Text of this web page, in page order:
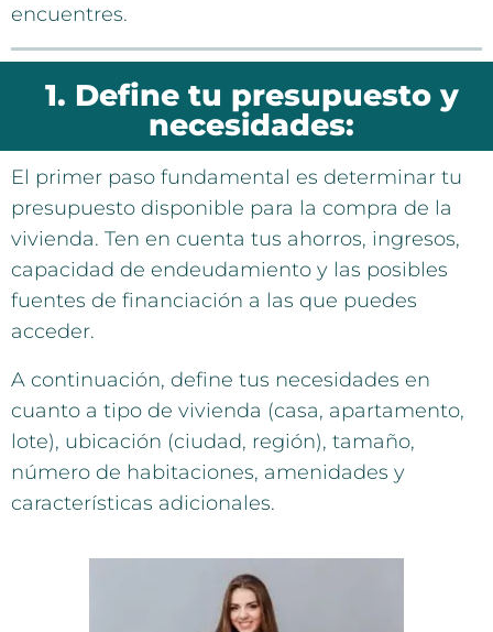
encuentres.
1. Define tu presupuesto y
necesidades:
El primer paso fundamental es determinar tu
presupuesto disponible para la compra de la
vivienda. Ten en cuenta tus ahorros, ingresos,
capacidad de endeudamiento y las posibles
fuentes de financiación a las que puedes
acceder.
A continuación, define tus necesidades en
cuanto a tipo de vivienda (casa, apartamento,
lote), ubicación (ciudad, región), tamaño,
número de habitaciones, amenidades y
características adicionales.